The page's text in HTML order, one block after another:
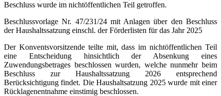
Beschluss wurde im nichtöffentlichen Teil getroffen.
Beschlussvorlage Nr. 47/231/24 mit Anlagen über den Beschluss
der Haushaltssatzung einschl. der Förderlisten für das Jahr 2025
Der Konventsvorsitzende teilte mit, dass im nichtöffentlichen Teil
eine Entscheidung hinsichtlich der Absenkung eines
Zuwendungsbetrages beschlossen wurden, welche nunmehr beim
Beschluss zur Haushaltssatzung 2026 entsprechend
Berücksichtigung findet. Die Haushaltsatzung 2025 wurde mit einer
Rücklagenentnahme einstimig beschlossen.